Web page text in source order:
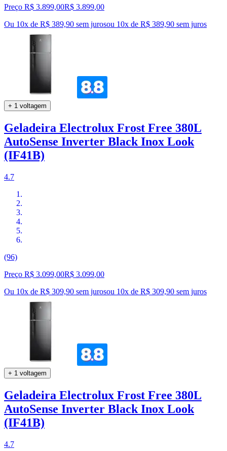
Preço R$ 3.899,00R$ 3.899,00
Ou 10x de R$ 389,90 sem jurosou 10x de R$ 389,90 sem juros
+ 1 voltagem
Geladeira Electrolux Frost Free 380L
AutoSense Inverter Black Inox Look
(IF41B)
4.7
(96)
Preço R$ 3.099,00R$ 3.099,00
Ou 10x de R$ 309,90 sem jurosou 10x de R$ 309,90 sem juros
+ 1 voltagem
Geladeira Electrolux Frost Free 380L
AutoSense Inverter Black Inox Look
(IF41B)
4.7